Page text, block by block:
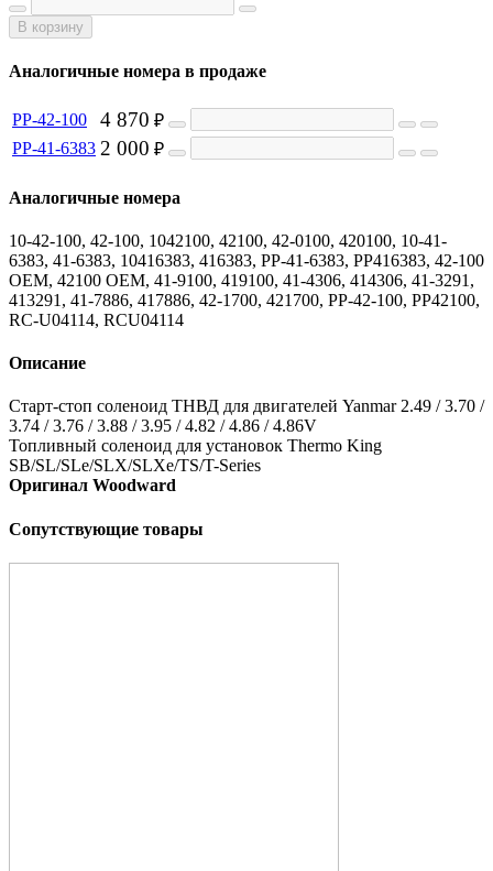
В корзину
Аналогичные номера в продаже
PP-42-100 4 870 ₽
PP-41-6383 2 000 ₽
Аналогичные номера
10-42-100, 42-100, 1042100, 42100, 42-0100, 420100, 10-41-
6383, 41-6383, 10416383, 416383, PP-41-6383, PP416383, 42-100
OEM, 42100 OEM, 41-9100, 419100, 41-4306, 414306, 41-3291,
413291, 41-7886, 417886, 42-1700, 421700, PP-42-100, PP42100,
RC-U04114, RCU04114
Описание
Старт-стоп соленоид ТНВД для двигателей Yanmar 2.49 / 3.70 /
3.74 / 3.76 / 3.88 / 3.95 / 4.82 / 4.86 / 4.86V
Топливный соленоид для установок Thermo King
SB/SL/SLe/SLX/SLXe/TS/T-Series
Оригинал Woodward
Сопутствующие товары